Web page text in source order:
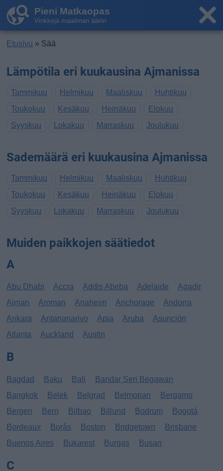
Pieni Matkaopas
Vinkkejä maailman ääriin
Etusivu » Sää
Lämpötila eri kuukausina Ajmanissa
Tammikuu Helmikuu Maaliskuu
Huhtikuu
Toukokuu
Kesäkuu Heinäkuu
Elokuu
Syyskuu
Lokakuu Marraskuu Joulukuu
Sademäärä eri kuukausina Ajmanissa
Tammikuu Helmikuu Maaliskuu
Huhtikuu
Toukokuu
Kesäkuu Heinäkuu
Elokuu
Syyskuu
Lokakuu Marraskuu Joulukuu
Muiden paikkojen säätiedot
A
Abu Dhabi Accra Addis Abeba Adelaide
Agadir
Ajman
Amman Anaheim Anchorage
Andorra
Ankara
Antananarivo Apia Aruba
Asunción
Atlanta
Auckland Austin
B
Bagdad Baku Bali
Bandar Seri Begawan
Bangkok
Belek Belgrad Belmopan
Bergamo
Bergen
Bern Bilbao Billund Bodrum
Bogotá
Bordeaux
Borås Boston Bridgetown
Brisbane
Buenos Aires
Bukarest Burgas Busan
C